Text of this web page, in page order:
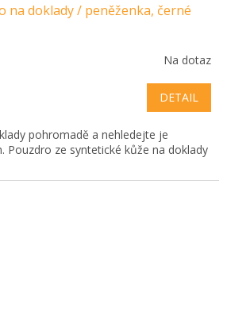
na doklady / peněženka, černé
Na dotaz
DETAIL
pohromadě a nehledejte je
Pouzdro ze syntetické kůže na doklady